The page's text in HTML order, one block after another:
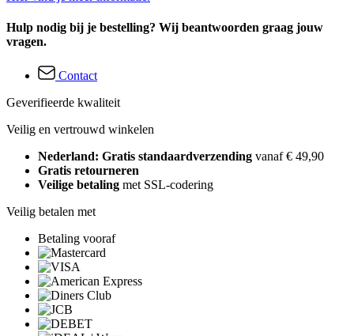
Hulp nodig bij je bestelling? Wij beantwoorden graag jouw
vragen.
Contact
Geverifieerde kwaliteit
Veilig en vertrouwd winkelen
Nederland: Gratis standaardverzending vanaf € 49,90
Gratis retourneren
Veilige betaling met SSL-codering
Veilig betalen met
Betaling vooraf